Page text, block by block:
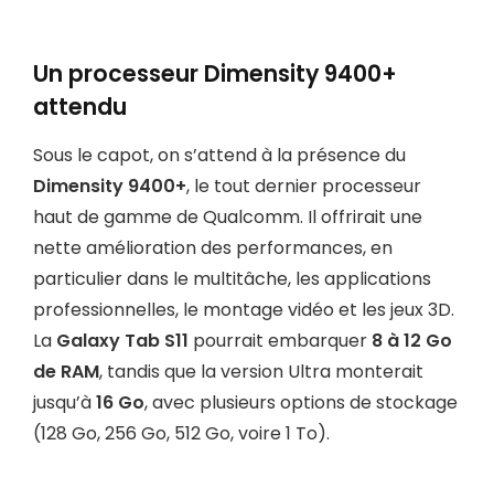
Un processeur Dimensity 9400+
attendu
Sous le capot, on s’attend à la présence du
Dimensity 9400+, le tout dernier processeur
haut de gamme de Qualcomm. Il offrirait une
nette amélioration des performances, en
particulier dans le multitâche, les applications
professionnelles, le montage vidéo et les jeux 3D.
La Galaxy Tab S11 pourrait embarquer 8 à 12 Go
de RAM, tandis que la version Ultra monterait
jusqu’à16 Go, avec plusieurs options de stockage
(128 Go, 256 Go, 512 Go, voire 1 To).